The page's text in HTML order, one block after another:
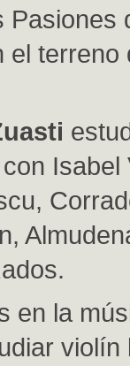
Pasiones
el terreno
Isabel
en la
violín